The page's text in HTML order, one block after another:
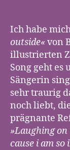
Ich habe
outside«von
illustrierten
Song geht es
Sängerin
sehr traurig
noch liebt,
prägnante
»Laughing
cause i am